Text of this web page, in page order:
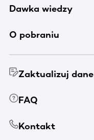
Dawka wiedzy
O pobraniu
Zaktualizuj dane
FAQ
Kontakt